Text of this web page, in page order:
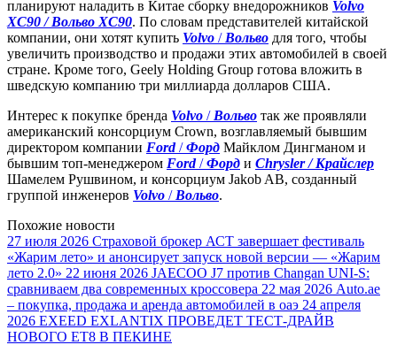
планируют наладить в Китае сборку внедорожников Volvo
XC90 / Вольво XC90. По словам представителей китайской
компании, они хотят купить Volvo / Вольво для того, чтобы
увеличить производство и продажи этих автомобилей в своей
стране. Кроме того, Geely Holding Group готова вложить в
шведскую компанию три миллиарда долларов США.
Интерес к покупке бренда Volvo / Вольво так же проявляли
американский консорциум Crown, возглавляемый бывшим
директором компании Ford/Форд Майклом Дингманом и
бывшим топ-менеджером Ford/Форд и Chrysler / Крайслер
Шамелем Рушвином, и консорциум Jakob AB, созданный
группой инженеров Volvo / Вольво.
Похожие новости
27 июля 2026 Страховой брокер АСТ завершает фестиваль
«Жарим лето» и анонсирует запуск новой версии — «Жарим
лето 2.0» 22 июня 2026 JAECOO J7 против Changan UNI-S:
сравниваем два современных кроссовера 22 мая 2026 Auto.ae
– покупка, продажа и аренда автомобилей в оаэ 24 апреля
2026 EXEED EXLANTIX ПРОВЕДЕТ ТЕСТ-ДРАЙВ
НОВОГО ET8 В ПЕКИНЕ